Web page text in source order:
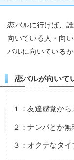
恋バルに行けば、
向いている人・向
バルに向いている
恋バルが向いて
１：友達感覚か
２：ナンパとか無
３：オクテなタイ